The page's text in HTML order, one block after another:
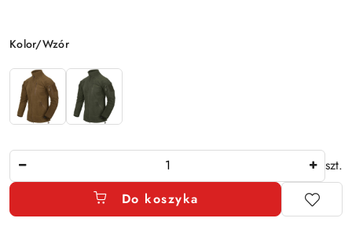
Wariant
Kolor/Wzór
szt.
Do koszyka